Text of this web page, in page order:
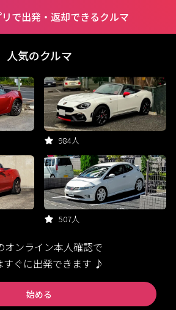
で出発・返却できるクルマ
人気のクルマ
984人
507人
オンライン本人確認で
すぐに出発できます ♪
始める